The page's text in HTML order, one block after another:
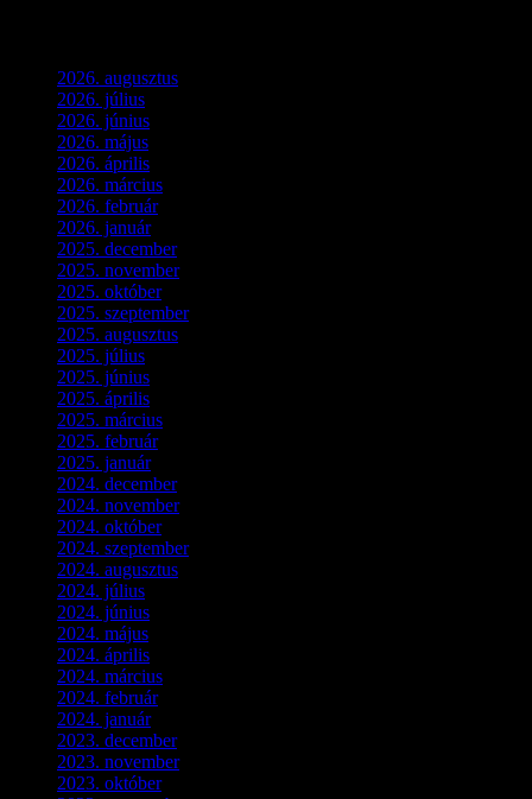
2026. augusztus
2026. július
2026. június
2026. május
2026. április
2026. március
2026. február(4)
2026. január(2)
2025. december(4)
2025. november(3)
2025. október(3)
2025. szeptember(5)
2025. augusztus
2025. július
2025. június
2025. április
2025. március
2025. február(7)
2025. január(3)
2024. december(3)
2024. november(7)
2024. október(6)
2024. szeptember(4)
2024. augusztus
2024. július
2024. június
2024. május
2024. április
2024. március
2024. február(9)
2024. január(3)
2023. december(1)
2023. november(1)
2023. október(5)